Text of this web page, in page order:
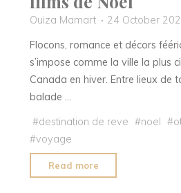
Ouiza Mamart
24 October
Flocons, romance et décors
s’impose comme la ville la plus
Canada en hiver. Entre lieux de
balade …
#destination de reve #noel #
#voyage
Read more
capitale